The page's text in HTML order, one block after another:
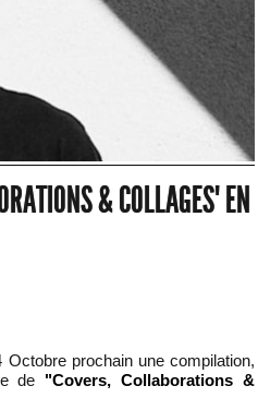
& COLLAGES" EN
Octobre prochain une compilation,
de "Covers, Collaborations &